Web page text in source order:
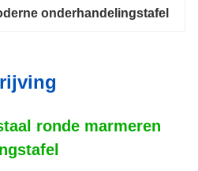
onderhandelingstafel
ronde marmeren